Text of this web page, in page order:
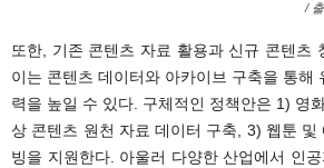
/
또한, 기존 콘텐츠 자료 활용과 신규 콘텐츠
이는 콘텐츠 데이터와 아카이브 구축을 통해
력을 높일 수 있다. 구체적인 정책안은 1) 영
상 콘텐츠 원천 자료 데이터 구축, 3) 웹툰 및
빙을 지원한다. 아울러 다양한 산업에서 인